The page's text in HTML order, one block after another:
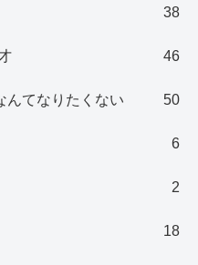
38
46
てなりたくない 50
6
2
18